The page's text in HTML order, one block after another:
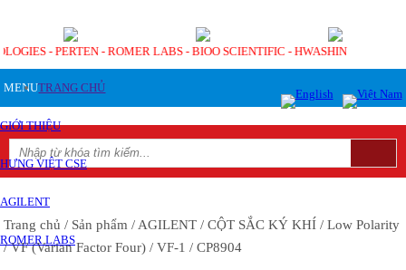
- PERTEN - ROMER LABS - BIOO SCIENTIFIC - HWASHIN
MENUTRANG CHỦ
GIỚI THIỆU
HƯNG VIỆT CSE
AGILENT
ROMER LABS
Trang chủ / Sản phẩm / AGILENT / CỘT SẮC KÝ KHÍ / Low Polarity
/ VF (Varian Factor Four) / VF-1 / CP8904